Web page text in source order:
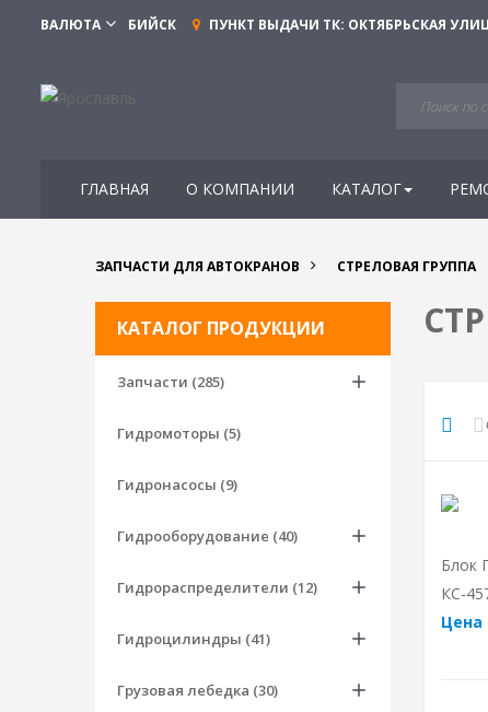
ВАЛЮТА БИЙСК ПУНКТ ВЫДАЧИ ТК: ОКТЯБРЬСКАЯ
ГЛАВНАЯ О КОМПАНИИ КАТАЛОГ
ЗАПЧАСТИ ДЛЯ АВТОКРАНОВ СТРЕЛОВАЯ ГРУППА
КАТАЛОГ ПРОДУКЦИИ
Запчасти (285)
Гидромоторы (5)
Гидронасосы (9)
Гидрооборудование (40)
Гидрораспределители (12)
Гидроцилиндры (41)
Грузовая лебедка (30)
Блок
КС-
Цена